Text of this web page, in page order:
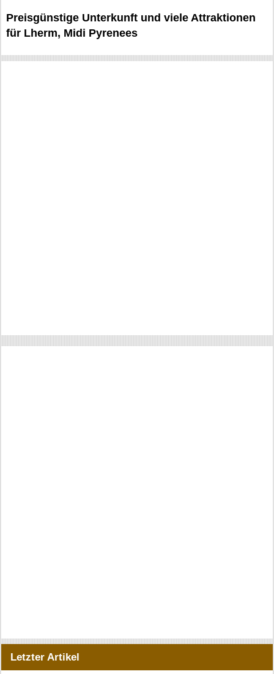
Preisgünstige Unterkunft und viele Attraktionen
für Lherm, Midi Pyrenees
Letzter Artikel